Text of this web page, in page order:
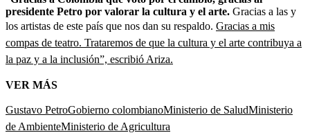
presidente Petro por valorar la cultura y el arte. Gracias a las y
los artistas de este país que nos dan su respaldo. Gracias a mis
compas de teatro. Trataremos de que la cultura y el arte contribuya a
la paz y a la inclusión”, escribió Ariza.
VER MÁS
Gustavo PetroGobierno colombianoMinisterio de SaludMinisterio
de AmbienteMinisterio de Agricultura